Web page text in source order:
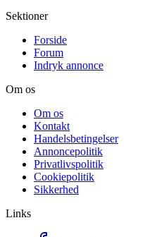
Sektioner
Forside
Forum
Indryk annonce
Om os
Om os
Kontakt
Handelsbetingelser
Annoncepolitik
Privatlivspolitik
Cookiepolitik
Sikkerhed
Links